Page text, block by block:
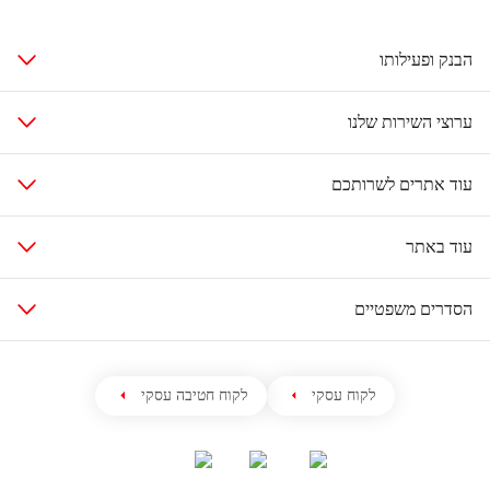
הבנק ופעילותו
ערוצי השירות שלנו
עוד אתרים לשרותכם
עוד באתר
הסדרים משפטיים
לקוח עסקי לקוח חטיבה עסקי